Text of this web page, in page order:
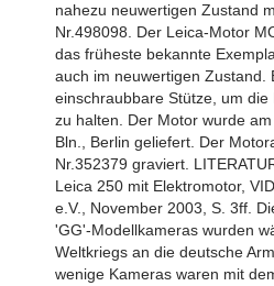
nahezu neuwertigen Zustand
Nr.498098. Der Leica-Motor
das früheste bekannte
auch im neuwertigen Zustand.
einschraubbare Stütze, um
zu halten. Der Motor wurde
Bln., Berlin geliefert. Der
Nr.352379 graviert.
Leica 250 mit Elektromotor,
e.V., November 2003, S. 3ff.
'GG'-Modellkameras wurden
Weltkriegs an die deutsche
wenige Kameras waren mit